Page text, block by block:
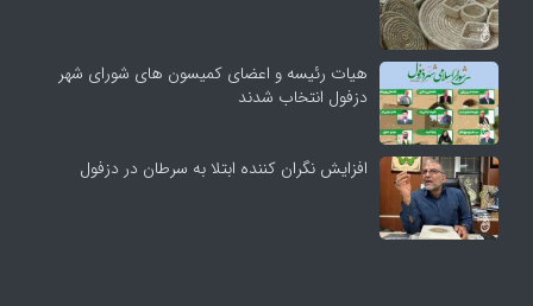
هیات رئیسه و اعضای کمیسون های شورای شهر
دزفول انتخاب شدند
افزایش نگران کننده ابتلا به سرطان در دزفول